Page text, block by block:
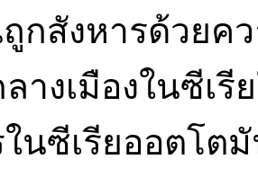
กสังหารด้วยค
างเมืองในซีเ
นซีเรียออตโต